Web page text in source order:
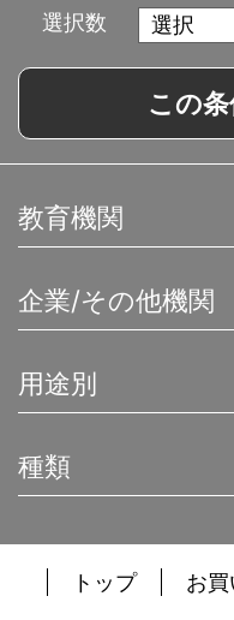
選択数
この
教育機関
企業/その他機関
用途別
種類
トップ お